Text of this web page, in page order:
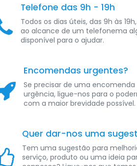
Telefone das 9h - 19h
Todos os dias úteis, das 9h às
ao alcance de um telefonema
disponível para o ajudar.
Encomendas urgentes?
Se precisar de uma
urgência, ligue-nos para o
com a maior brevidade possível.
Quer dar-nos uma
Tem uma sugestão para
serviço, produto ou uma ideia